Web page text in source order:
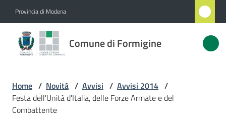
Provincia di Modena
Comune di Formigine
Comune
di
Amministrazione
Home / Novità / Avvisi / Avvisi 2014 /
Festa dell'Unità d'Italia, delle Forze Armate e del
Combattente